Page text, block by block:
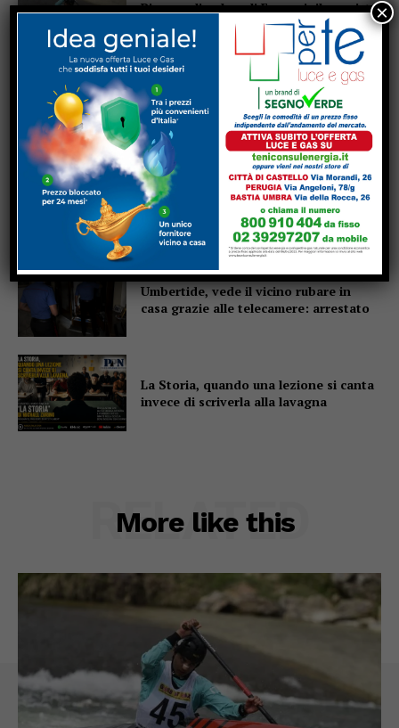
Pierangeli vola agli Europei: il canoista
tifernate convocato per la Scozia
Calcio: Sansepolcro, il campionato
parte dal Buitoni. subito lo Spoleto
Anghiari, torna Tovaglia a Quadri: la
cena-spettacolo compie 31 anni
Umbertide, vede il vicino rubare in
casa grazie alle telecamere: arrestato
La Storia, quando una lezione si canta
invece di scriverla alla lavagna
More like this
RELATED
×